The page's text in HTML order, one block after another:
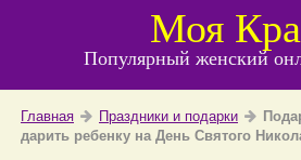
Моя
Популярный женский
Главная Праздники и подарки
дарить ребенку на День Святого